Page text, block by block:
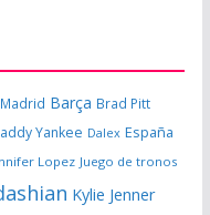
Barça Brad Pitt
Yankee Dalex España
Lopez Juego de tronos
Kylie Jenner